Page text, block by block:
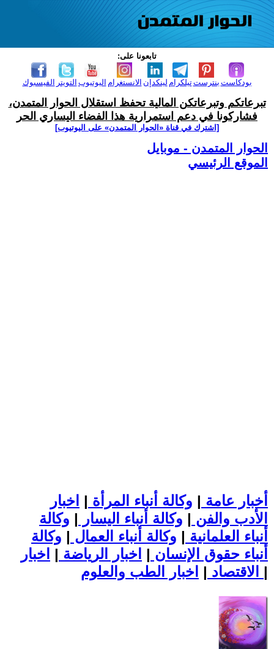
تابعونا على:
الفيسبوك التويتر اليوتيوب الانستغرام لينكدإن تيلكرامبنترست بودكاست
تبرعاتكم وتبرعاتكن المالية تحفظ استقلال الحوار المتمدن،
فشاركونا في دعم استمرارية هذا الفضاء اليساري الحر
[اشترك في قناة ‫«الحوار المتمدن» على اليوتيوب]
الحوار المتمدن - موبايل
الموقع الرئيسي
أخبار عامة | وكالة أنباء المرأة | اخبار
الأدب والفن | وكالة أنباء اليسار | وكالة
أنباء العلمانية | وكالة أنباء العمال | وكالة
أنباء حقوق الإنسان | اخبار الرياضة | اخبار
الاقتصاد | |